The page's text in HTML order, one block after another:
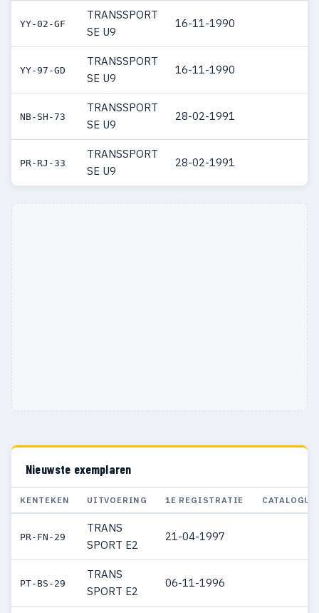
YY-02-GF
TRANSSPORT
SE U9
16-11-1990
YY-97-GD
TRANSSPORT
SE U9
16-11-1990
NB-SH-73
TRANSSPORT
SE U9
28-02-1991
PR-RJ-33
TRANSSPORT
SE U9
28-02-1991
Nieuwste exemplaren
KENTEKEN UITVOERING 1E REGISTRATIE
PR-FN-29
TRANS
SPORT E2
21-04-1997
PT-BS-29
TRANS
SPORT E2
06-11-1996